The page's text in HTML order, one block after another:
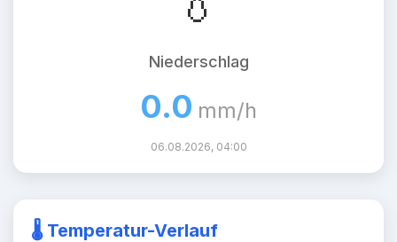
Niederschlag
0.0 mm/h
06.08.2026, 04:00
🌡️ Temperatur-Verlauf